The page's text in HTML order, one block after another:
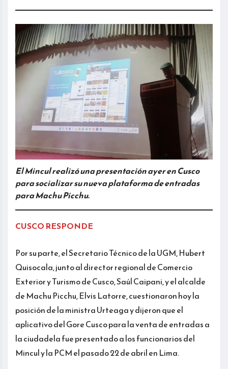
El Mincul realizó una presentación ayer en Cusco
para socializar su nueva plataforma de entradas
para Machu Picchu.
CUSCO RESPONDE
Por su parte, el Secretario Técnico de la UGM, Hubert
Quisocala, junto al director regional de Comercio
Exterior y Turismo de Cusco, Saúl Caipani, y el alcalde
de Machu Picchu, Elvis Latorre, cuestionaron hoy la
posición de la ministra Urteaga y dijeron que el
aplicativo del Gore Cusco para la venta de entradas a
la ciudadela fue presentado a los funcionarios del
Mincul y la PCM el pasado 22 de abril en Lima.